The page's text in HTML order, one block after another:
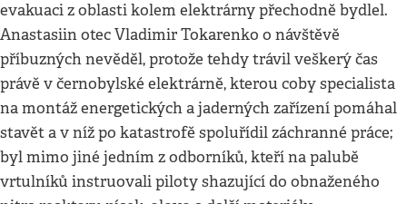
evakuaci z oblasti kolem elektrárny přechodně bydlel.
Anastasiin otec Vladimir Tokarenko o návštěvě
příbuzných nevěděl, protože tehdy trávil veškerý čas
právě v černobylské elektrárně, kterou coby specialista
na montáž energetických a jaderných zařízení pomáhal
stavět a v níž po katastrofě spoluřídil záchranné práce;
byl mimo jiné jedním z odborníků, kteří na palubě
vrtulníků instruovali piloty shazující do obnaženého